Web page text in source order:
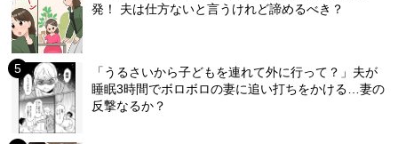
発！ 夫は仕方ないと言うけれど諦めるべき？
「うるさいから子どもを連れて外に行って？」夫が
睡眠3時間でボロボロの妻に追い打ちをかける…妻の
反撃なるか？